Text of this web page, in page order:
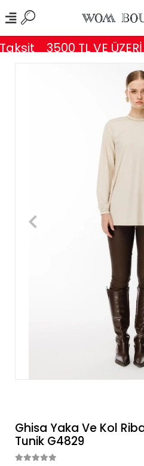
3500 TL VE ÜZERİ
Ghisa Yaka Ve Kol
Tunik G4829